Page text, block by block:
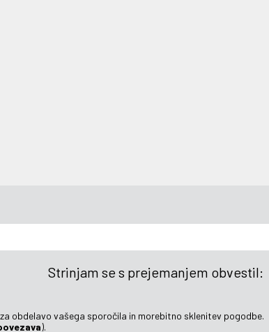
Strinjam se s prejemanjem obvestil:
obdelavo vašega sporočila in morebitno sklenitev pogodbe.
).